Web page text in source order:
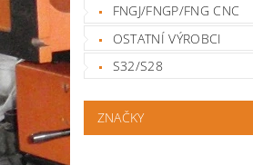
FNGJ/FNGP/FNG CNC
OSTATNÍ VÝROBCI
S32/S28
ZNAČKY